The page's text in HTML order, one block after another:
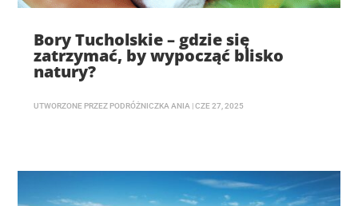
Bory Tucholskie – gdzie się
zatrzymać, by wypocząć blisko
natury?
UTWORZONE PRZEZ PODRÓŻNICZKA ANIA |CZE 27, 2025